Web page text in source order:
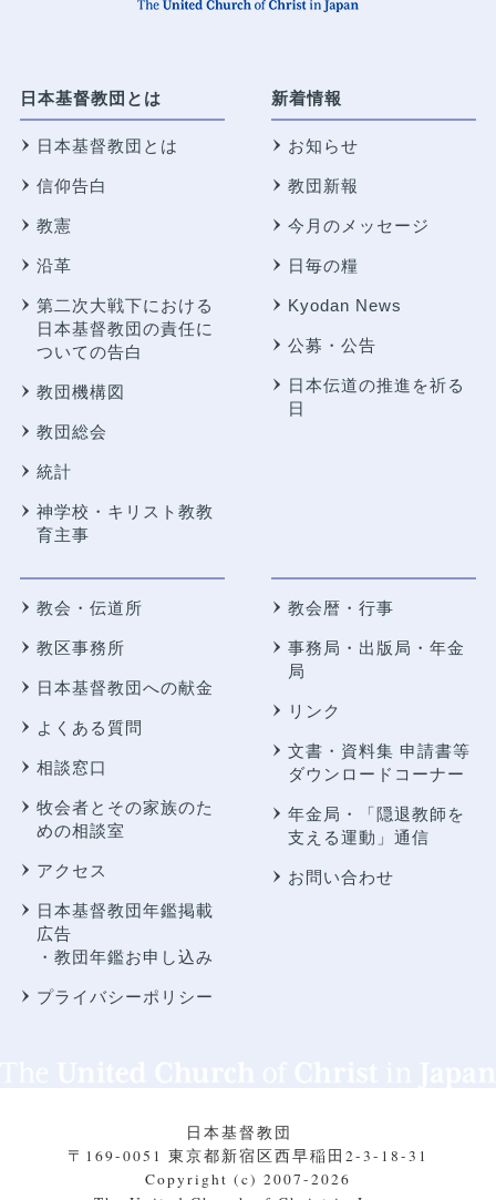
日本基督教団とは
日本基督教団とは
信仰告白
教憲
沿革
第二次大戦下における
日本基督教団の責任に
ついての告白
教団機構図
教団総会
統計
神学校・キリスト教教
育主事
新着情報
お知らせ
教団新報
今月のメッセージ
日毎の糧
Kyodan News
公募・公告
日本伝道の推進を祈る
日
教会・伝道所
教区事務所
日本基督教団への献金
よくある質問
相談窓口
牧会者とその家族のた
めの相談室
アクセス
日本基督教団年鑑掲載
広告
・教団年鑑お申し込み
プライバシーポリシー
教会暦・行事
事務局・出版局・年金
局
リンク
文書・資料集 申請書等
ダウンロードコーナー
年金局・
「隠退教師を
支える運動」通信
お問い合わせ
日本基督教団
〒169-0051 東京都新宿区西早稲田2-3-18-31
Copyright (c) 2007-2026